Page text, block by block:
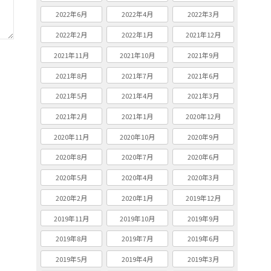
2022年6月 2022年4月 2022年3月
2022年2月 2022年1月 2021年12月
2021年11月 2021年10月 2021年9月
2021年8月 2021年7月 2021年6月
2021年5月 2021年4月 2021年3月
2021年2月 2021年1月 2020年12月
2020年11月 2020年10月 2020年9月
2020年8月 2020年7月 2020年6月
2020年5月 2020年4月 2020年3月
2020年2月 2020年1月 2019年12月
2019年11月 2019年10月 2019年9月
2019年8月 2019年7月 2019年6月
2019年5月 2019年4月 2019年3月